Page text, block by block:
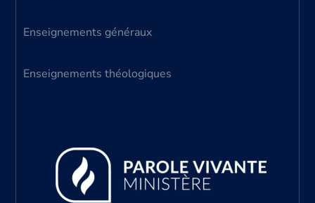
Enseignements généraux
Enseignements théologiques